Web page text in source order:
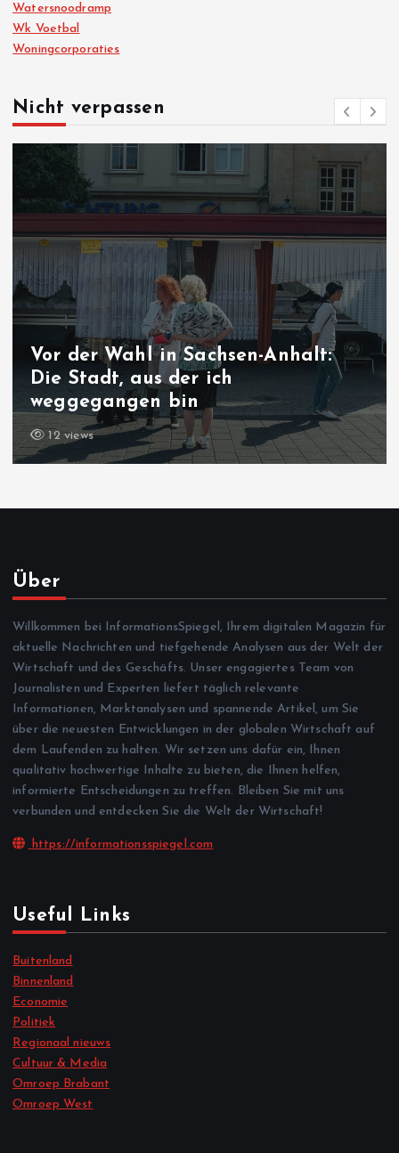
Watersnoodramp
Wk Voetbal
Woningcorporaties
Nicht verpassen
Vor der Wahl in Sachsen-Anhalt:
Die Stadt, aus der ich
weggegangen bin
12 views
Über
Willkommen bei InformationsSpiegel, Ihrem digitalen Magazin für
aktuelle Nachrichten und tiefgehende Analysen aus der Welt der
Wirtschaft und des Geschäfts. Unser engagiertes Team von
Journalisten und Experten liefert täglich relevante
Informationen, Marktanalysen und spannende Artikel, um Sie
über die neuesten Entwicklungen in der globalen Wirtschaft auf
dem Laufenden zu halten. Wir setzen uns dafür ein, Ihnen
qualitativ hochwertige Inhalte zu bieten, die Ihnen helfen,
informierte Entscheidungen zu treffen. Bleiben Sie mit uns
verbunden und entdecken Sie die Welt der Wirtschaft!
https://informationsspiegel.com
Useful Links
Buitenland
Binnenland
Economie
Politiek
Regionaal nieuws
Cultuur & Media
Omroep Brabant
Omroep West